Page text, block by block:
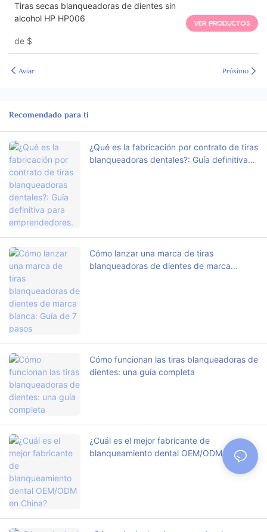
Tiras secas blanqueadoras de dientes sin
alcohol HP HP006
de $
VER PRODUCTOS
Aviar Próximo
Recomendado para ti
¿Qué es la fabricación por contrato de tiras
blanqueadoras dentales?: Guía definitiva
Cómo lanzar una marca de tiras
blanqueadoras de dientes de marca
Cómo funcionan las tiras blanqueadoras de
dientes: una guía completa
¿Cuál es el mejor fabricante de
blanqueamiento dental OEM/ODM en